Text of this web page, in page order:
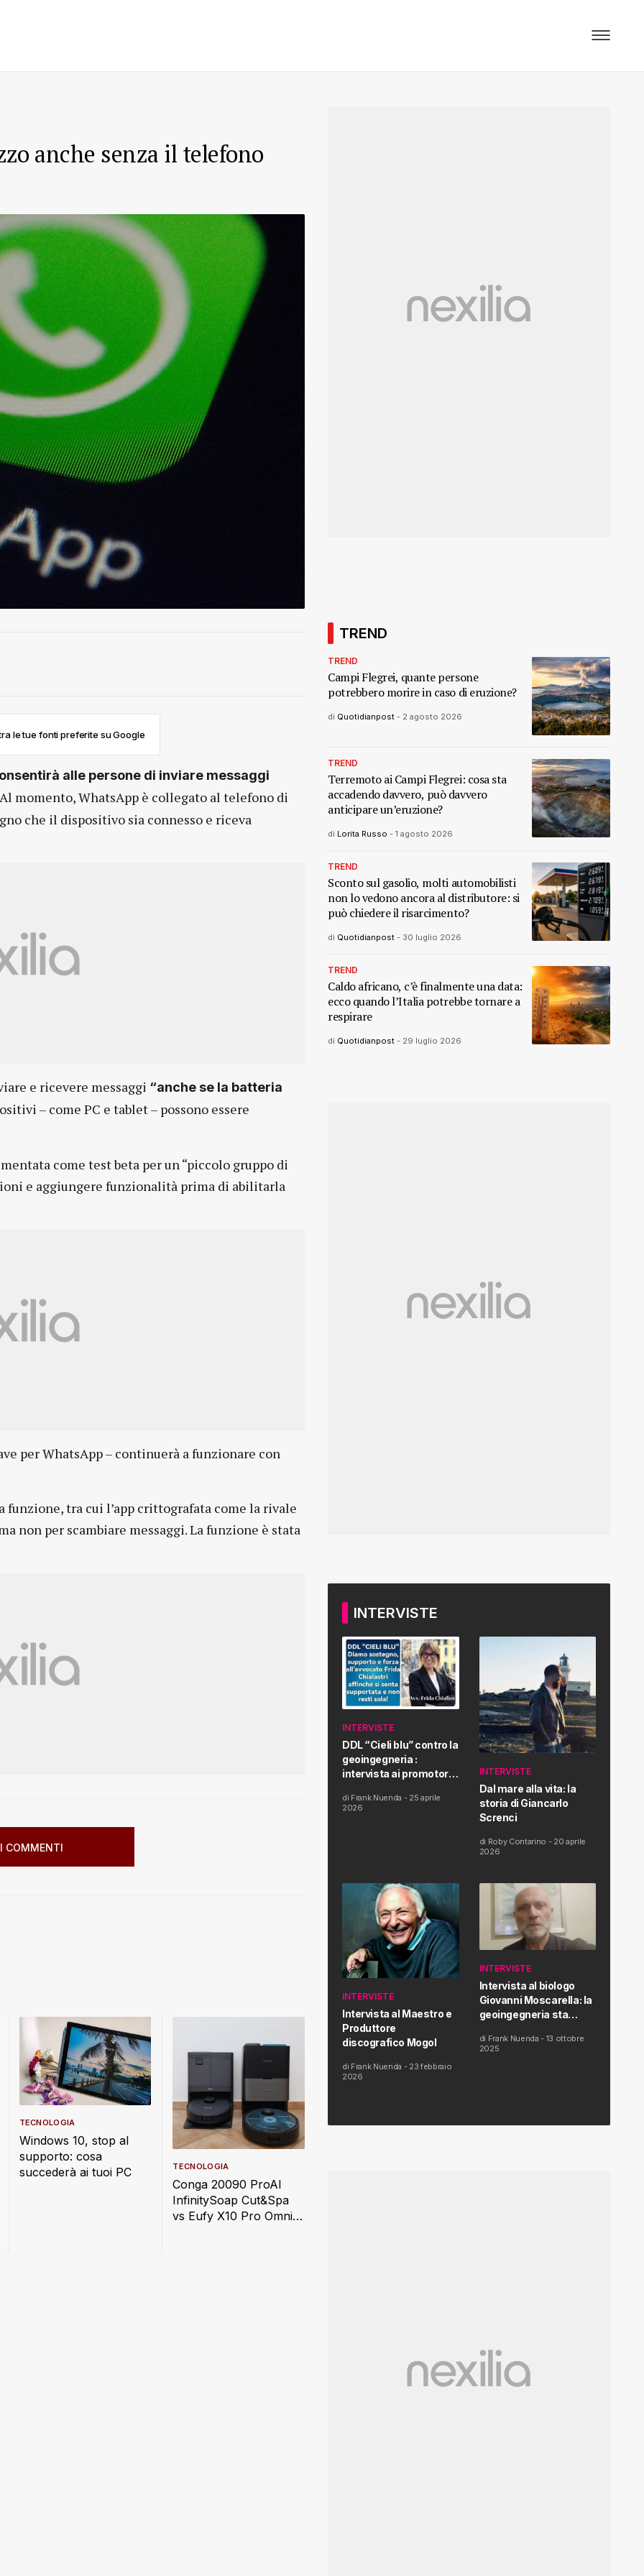
anche senza il telefono
le tue fonti preferite su Google
onsentirà alle persone di inviare messaggi
Al momento, WhatsApp è collegato al telefono di
che il dispositivo sia connesso e riceva
e ricevere messaggi “anche se la batteria
– come PC e tablet – possono essere
come test beta per un “piccolo gruppo di
e aggiungere funzionalità prima di abilitarla
per WhatsApp – continuerà a funzionare con
tra cui l’app crittografata come la rivale
non per scambiare messaggi. La funzione è stata
COMMENTI
Windows 10, stop al
supporto: cosa
succederà ai tuoi PC
TECNOLOGIA
Conga 20090 ProAI
InfinitySoap Cut&Spa
vs Eufy X10 Pro Omni:
TECNOLOGIA
TREND
TREND
Campi Flegrei, quante persone
potrebbero morire in caso di eruzione?
di Quotidianpost - 2 agosto 2026
TREND
Terremoto ai Campi Flegrei: cosa sta
accadendo davvero, può davvero
anticipare un’eruzione?
di Lorita Russo - 1 agosto 2026
TREND
Sconto sul gasolio, molti automobilisti
non lo vedono ancora al distributore: si
può chiedere il risarcimento?
di Quotidianpost - 30 luglio 2026
TREND
Caldo africano, c’è finalmente una data:
ecco quando l’Italia potrebbe tornare a
respirare
di Quotidianpost - 29 luglio 2026
INTERVISTE
INTERVISTE
DDL “Cieli blu” contro la
geoingegneria :
intervista ai promotori
Proposta di Legge
di Frank Nuenda - 25 aprile
2026
INTERVISTE
Dal mare alla vita: la
storia di Giancarlo
Screnci
di Roby Contarino - 20 aprile
2026
INTERVISTE
Intervista al Maestro e
Produttore
discografico Mogol
di Frank Nuenda - 23 febbraio
2026
INTERVISTE
Intervista al biologo
Giovanni Moscarella: la
geoingegneria sta
salute dell’uomo
di Frank Nuenda - 13 ottobre
2025